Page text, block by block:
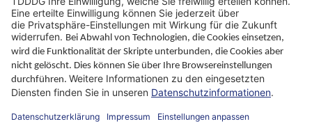
Ratgeber
Unternehmen
ParaMaster® App